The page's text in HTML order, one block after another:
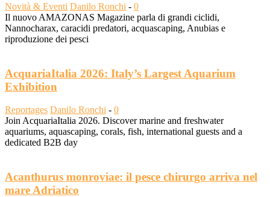
Novità & Eventi Danilo Ronchi - 0
Il nuovo AMAZONAS Magazine parla di grandi ciclidi,
Nannocharax, caracidi predatori, acquascaping, Anubias e
riproduzione dei pesci
AcquariaItalia 2026: Italy’s Largest Aquarium
Exhibition
Reportages Danilo Ronchi - 0
Join AcquariaItalia 2026. Discover marine and freshwater
aquariums, aquascaping, corals, fish, international guests and a
dedicated B2B day
Acanthurus monroviae: il pesce chirurgo arriva nel
mare Adriatico